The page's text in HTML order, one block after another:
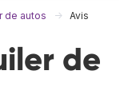
de autos Avis
de